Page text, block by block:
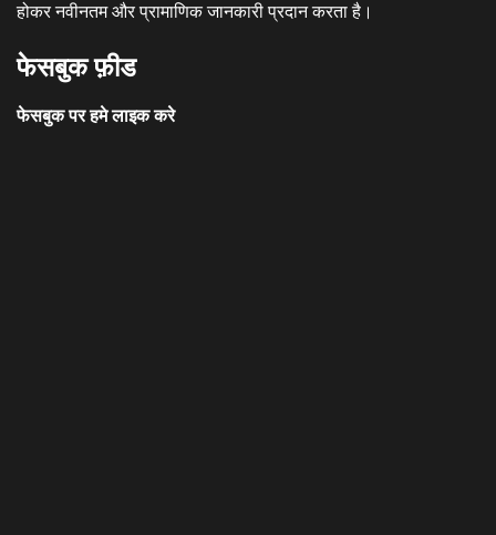
होकर नवीनतम और प्रामाणिक जानकारी प्रदान करता है।
फेसबुक फ़ीड
फेसबुक पर हमे लाइक करे